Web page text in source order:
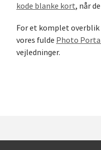
kode blanke kort, når
For et komplet overblik
vores fulde Photo
vejledninger.